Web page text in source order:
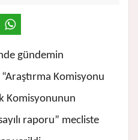
gündemin
Komisyonu
Komisyonunun
raporu” mecliste